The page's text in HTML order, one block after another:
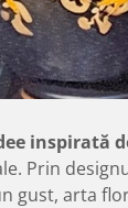
inspirată
Prin
gust, arta